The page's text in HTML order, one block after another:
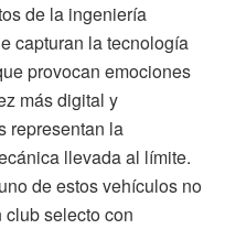
de la ingeniería
capturan la tecnología
provocan emociones
más digital y
representan la
llevada al límite.
de estos vehículos no
club selecto con